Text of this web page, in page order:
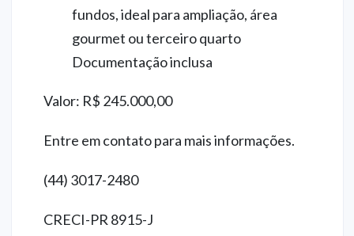
fundos, ideal para ampliação, área
gourmet ou terceiro quarto
Documentação inclusa
Valor: R$ 245.000,00
Entre em contato para mais informações.
(44) 3017-2480
CRECI-PR 8915-J